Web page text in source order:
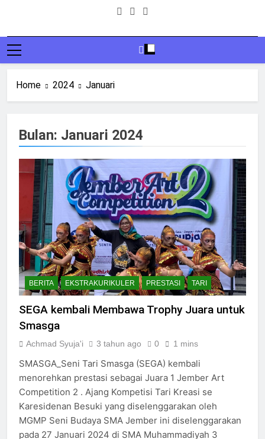
Home 2024 Januari
Bulan: Januari 2024
BERITA EKSTRAKURIKULER PRESTASI TARI
SEGA kembali Membawa Trophy Juara untuk
Smasga
Achmad Syuja'i 3 tahun ago 0 1 mins
SMASGA_Seni Tari Smasga (SEGA) kembali
menorehkan prestasi sebagai Juara 1 Jember Art
Competition 2 . Ajang Kompetisi Tari Kreasi se
Karesidenan Besuki yang diselenggarakan oleh
MGMP Seni Budaya SMA Jember ini diselenggarakan
pada 27 Januari 2024 di SMA Muhammadiyah 3